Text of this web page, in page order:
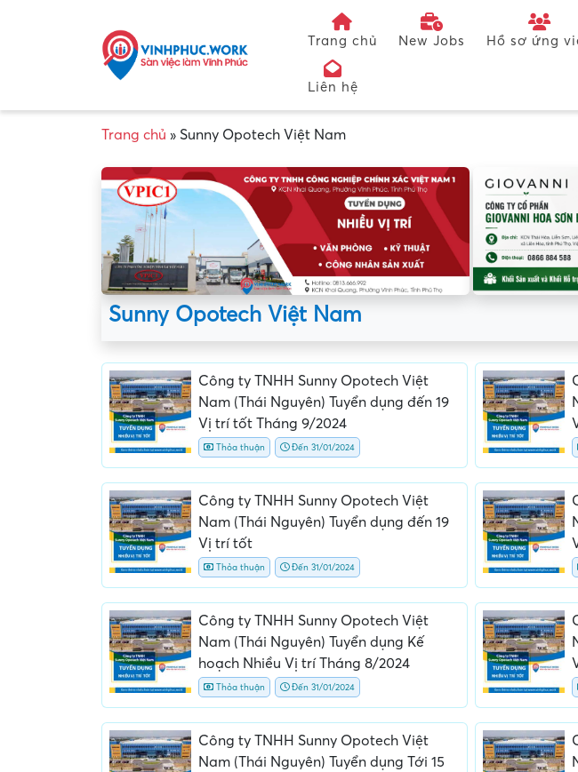
Trang chủ New Jobs Hồ sơ ứng
Liên hệ
Trang chủ » Sunny Opotech Việt Nam
Sunny Opotech Việt Nam
Công ty TNHH Sunny Opotech Việt
Nam (Thái Nguyên) Tuyển dụng đến 19
Vị trí tốt Tháng 9/2024
Thỏa thuận Đến 31/01/2024
Công ty TNHH Sunny Opotech Việt
Nam (Thái Nguyên) Tuyển dụng đến 19
Vị trí tốt
Thỏa thuận Đến 31/01/2024
Công ty TNHH Sunny Opotech Việt
Nam (Thái Nguyên) Tuyển dụng Kế
hoạch Nhiều Vị trí Tháng 8/2024
Thỏa thuận Đến 31/01/2024
Công ty TNHH Sunny Opotech Việt
Nam (Thái Nguyên) Tuyển dụng Tới 15
Yêu cầu nộp phí phỏng vấn, phí
Yêu cầu ký kết